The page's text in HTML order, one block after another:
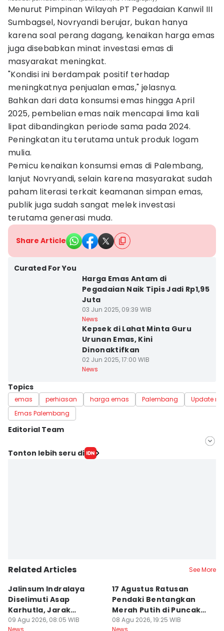
Menurut Pimpinan Wilayah PT Pegadaian Kanwil III
Sumbagsel, Novryandi berujar, bukan hanya
karena soal perang dagang, kenaikan harga emas
juga disebabkan minat investasi emas di
masyarakat meningkat.
"Kondisi ini berdampak positif terhadap
meningkatnya penjualan emas," jelasnya.
Bahkan dari data konsumsi emas hingga April
2025, pembelian emas naik mencapai lima kali
lipat dibandingkan periode sama pada 2024.
Peningkatan itu terutama untuk produk logam
mulia.
Pemicu kenaikan konsumsi emas di Palembang,
lanjut Novryandi, selain karena masyarakat sudah
paham literasi terkait keamanan simpan emas,
publik juga sudah sangat melek investasi
terutama generasi muda.
Share Article
Curated For You
Harga Emas Antam di
Pegadaian Naik Tipis Jadi Rp1,95
Juta
03 Jun 2025, 09:39 WIB
News
Kepsek di Lahat Minta Guru
Urunan Emas, Kini
Dinonaktifkan
02 Jun 2025, 17:00 WIB
News
Topics
emas perhiasan harga emas Palembang
Update
Emas Palembang
Editorial Team
Editor
Tonton lebih seru di
Related Articles See More
Jalinsum Indralaya
Diselimuti Asap
Karhutla, Jarak
Pandang 30 Meter
09 Agu 2026, 08:05 WIB
News
17 Agustus Ratusan
Pendaki Bentangkan
Merah Putih di Puncak
Dempo
08 Agu 2026, 19:25 WIB
News